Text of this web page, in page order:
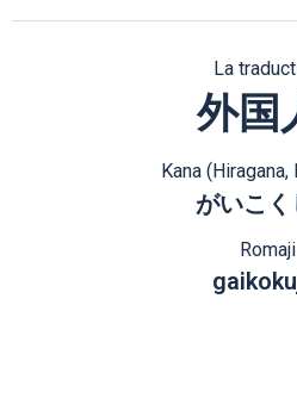
La
外国
Kana (Hiragana,
がいこ
Romaji